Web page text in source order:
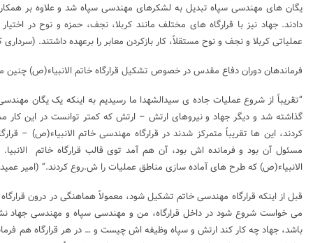
یگان های مهندسی سپاه تبدیل به لشکرهای مهندسی سپاه شد و علاوه بر
دادند. جهاد نیز با قرارگاه های مختلف مانند کربلا، نجف، حمزه و نوح در
عملیاتی کربلا و نجف و نوح مستقلاً، کار بازکردن معابر را برعهده داشتند. (سرداری
فرماندهان دوران دفاع مقدس در خصوص تشکیل قرارگاه خاتم الانبیاء(ص) چنین
“تقریباً از شروع عملیات جاده ی سیدالشهدا ما رسیدیم به اینکه یک یگان
گذاشته شد و دیگر جهاد و نیروهای ارتش – ارتش که کمتر توانست در این کار
کردند، این ها تقریباً متمرکز شدند در قرارگاه مهندسی خاتم الانبیاء(ص) –
مسئول آن بود و فرمانده اش بود، آن هم آمد توی قالب قرارگاه خاتم
الانبیاء(ص) که طرح های آماده سازی مناطق عملیات را ش.روع کردند.” (امیر عمید
قبل از اینکه قرارگاه مهندسی خاتم تشکیل شود، معمولاً هماهنگی در درون
می خواست شروع شود در داخل قرارگاه، من و مهندسی سپاه و مهندسی جهاد
باشد، جهاد چه کار کند ارتش و سپاه وظیفه اش چیست و … در هر قرارگاه هم